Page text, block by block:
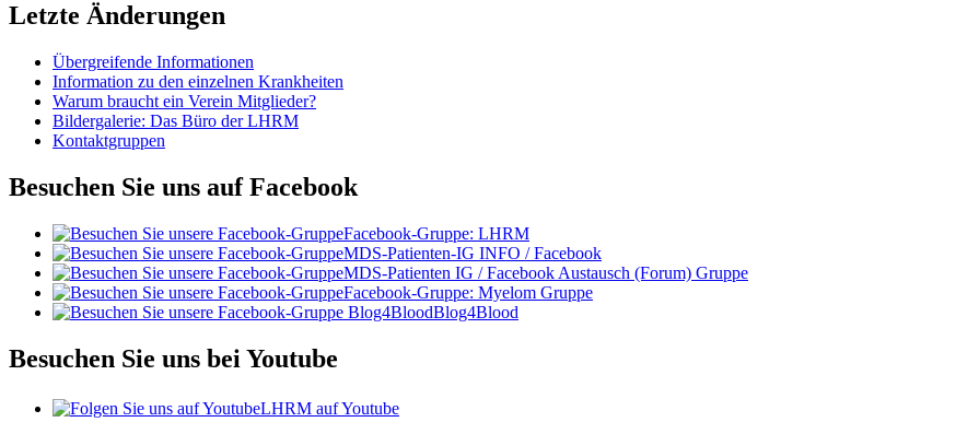
Letzte Änderungen
Übergreifende Informationen
Information zu den einzelnen Krankheiten
Warum braucht ein Verein Mitglieder?
Bildergalerie: Das Büro der LHRM
Kontaktgruppen
Besuchen Sie uns auf Facebook
Facebook-Gruppe: LHRM
MDS-Patienten-IG INFO / Facebook
MDS-Patienten IG / Facebook Austausch (Forum) Gruppe
Facebook-Gruppe: Myelom Gruppe
Blog4Blood
Besuchen Sie uns bei Youtube
LHRM auf Youtube